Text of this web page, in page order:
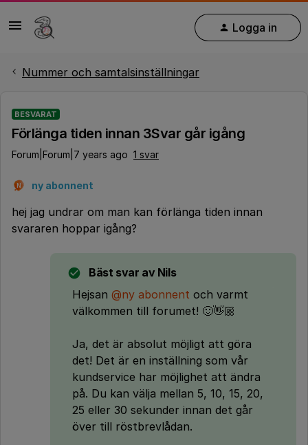
Logga in
Nummer och samtalsinställningar
BESVARAT
Förlänga tiden innan 3Svar går igång
Forum|Forum|7 years ago 1 svar
N ny abonnent
hej jag undrar om man kan förlänga tiden innan
svararen hoppar igång?
Bäst svar av Nils
Hejsan @ny abonnent och varmt
välkommen till forumet! 🙂👋🏼
Ja, det är absolut möjligt att göra
det! Det är en inställning som vår
kundservice har möjlighet att ändra
på. Du kan välja mellan 5, 10, 15, 20,
25 eller 30 sekunder innan det går
över till röstbrevlådan.